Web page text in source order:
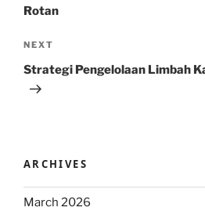
Rotan
Next
Post
NEXT
Strategi Pengelolaan Limbah
ARCHIVES
March 2026